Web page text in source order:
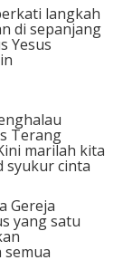
langkah
di sepanjang
Yesus
Terang
marilah kita
syukur cinta
Gereja
yang satu